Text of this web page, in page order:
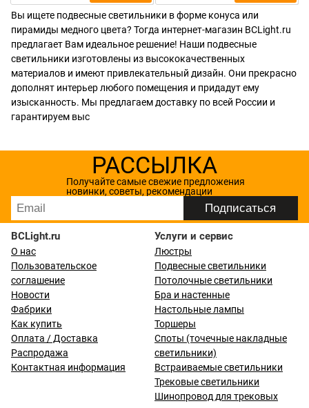
Вы ищете подвесные светильники в форме конуса или
пирамиды медного цвета? Тогда интернет-магазин BCLight.ru
предлагает Вам идеальное решение! Наши подвесные
светильники изготовлены из высококачественных
материалов и имеют привлекательный дизайн. Они прекрасно
дополнят интерьер любого помещения и придадут ему
изысканность. Мы предлагаем доставку по всей России и
гарантируем выс
РАССЫЛКА
Получайте самые свежие предложения
новинки, советы, рекомендации
BCLight.ru
О нас
Пользовательское
соглашение
Новости
Фабрики
Как купить
Оплата / Доставка
Распродажа
Контактная информация
Услуги и сервис
Люстры
Подвесные светильники
Потолочные светильники
Бра и настенные
Настольные лампы
Торшеры
Споты (точечные накладные
светильники)
Встраиваемые светильники
Трековые светильники
Шинопровод для трековых